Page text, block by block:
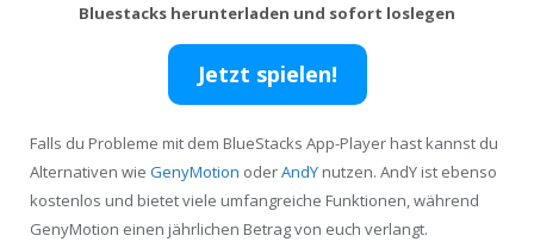
Bluestacks herunterladen und sofort loslegen
Jetzt spielen!
Falls du Probleme mit dem BlueStacks App-Player hast kannst du
Alternativen wie GenyMotion oderAndY nutzen. AndY ist ebenso
kostenlos und bietet viele umfangreiche Funktionen, während
GenyMotion einen jährlichen Betrag von euch verlangt.